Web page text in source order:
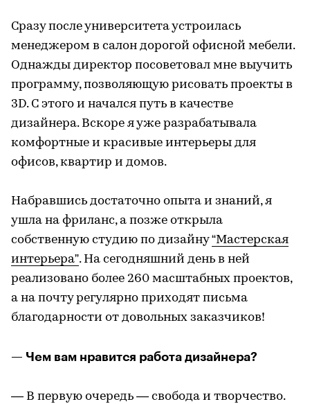
Сразу после университета устроилась
менеджером в салон дорогой офисной мебели.
Однажды директор посоветовал мне выучить
программу, позволяющую рисовать проекты в
3D. С этого и начался путь в качестве
дизайнера. Вскоре я уже разрабатывала
комфортные и красивые интерьеры для
офисов, квартир и домов.
Набравшись достаточно опыта и знаний, я
ушла на фриланс, а позже открыла
собственную студию по дизайну“Мастерская
интерьера”. На сегодняшний день в ней
реализовано более 260 масштабных проектов,
а на почту регулярно приходят письма
благодарности от довольных заказчиков!
— Чем вам нравится работа дизайнера?
— В первую очередь — свобода и творчество.